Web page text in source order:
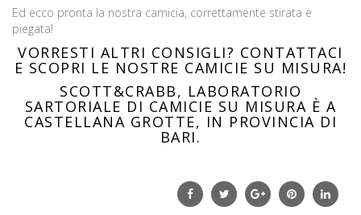
Ed ecco pronta la nostra camicia, correttamente stirata e
piegata!
VORRESTI ALTRI CONSIGLI? CONTATTACI
E SCOPRI LE NOSTRE CAMICIE SU MISURA!
SCOTT&CRABB, LABORATORIO
SARTORIALE DI CAMICIE SU MISURA È A
CASTELLANA GROTTE, IN PROVINCIA DI
BARI.
FacebookTwitterGoogle+Pinterest